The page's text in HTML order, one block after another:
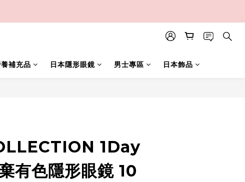
補充品 日本隱形眼鏡 男士專區 日本飾品
1Day
有色隱形眼鏡 10